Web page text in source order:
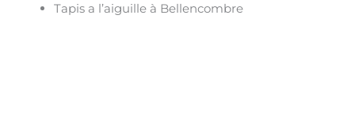
Tapis a l’aiguille à Bellencombre